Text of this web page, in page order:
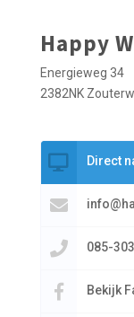
Happy
Energieweg 34
2382NK
Direct
085-
Bekijk